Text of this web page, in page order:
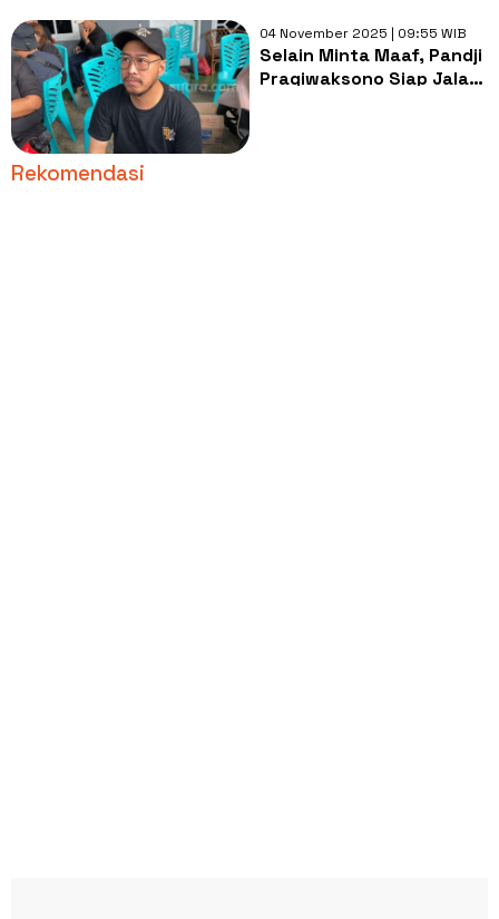
04 November 2025 | 09:55 WIB
Selain Minta Maaf, Pandji
Pragiwaksono Siap Jalani
Rekomendasi